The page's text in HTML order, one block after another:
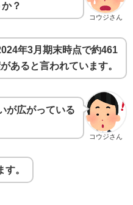
コウジさん
？
年3月期末時点で約461
あると言われています。
コウジさん
が広がっている
。